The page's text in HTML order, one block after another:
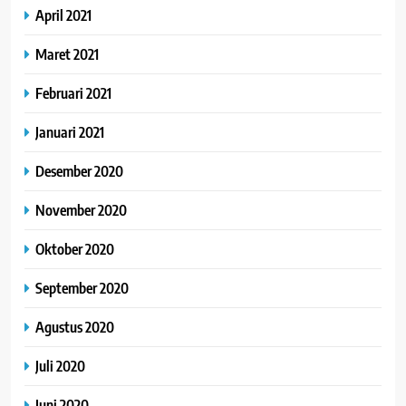
April 2021
Maret 2021
Februari 2021
Januari 2021
Desember 2020
November 2020
Oktober 2020
September 2020
Agustus 2020
Juli 2020